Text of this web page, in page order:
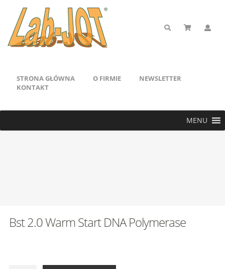
STRONA GŁÓWNA O FIRMIE
NEWSLETTER
KONTAKT
MENU
Bst 2.0 Warm Start DNA Polymerase